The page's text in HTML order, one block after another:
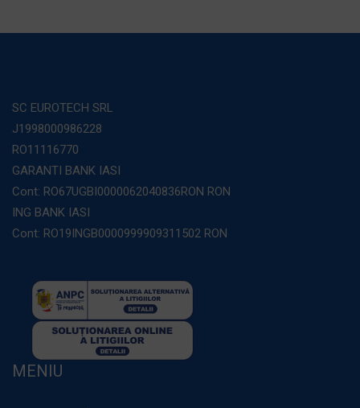
SC EUROTECH SRL
J1998000986228
RO11116770
GARANTI BANK IASI
Cont: RO67UGBI0000062040836RON RON
ING BANK IASI
Cont: RO19INGB0000999909311502 RON
MENIU